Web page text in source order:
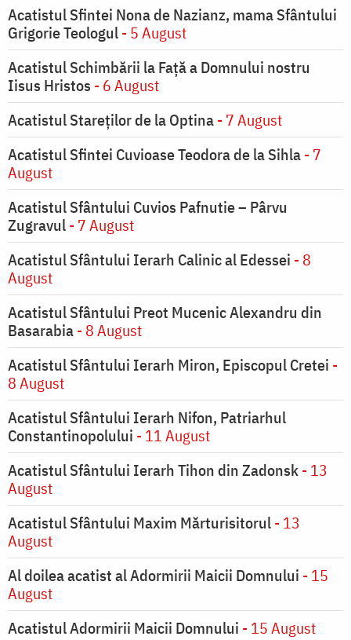
Acatistul Sfintei Nona de Nazianz, mama Sfântului
Grigorie Teologul- 5 August
Acatistul Schimbării la Faţă a Domnului nostru
Iisus Hristos - 6 August
Acatistul Stareţilor de la Optina- 7 August
Acatistul Sfintei Cuvioase Teodora de la Sihla- 7
August
Acatistul Sfântului Cuvios Pafnutie – Pârvu
Zugravul- 7 August
Acatistul Sfântului Ierarh Calinic al Edessei - 8
August
Acatistul Sfântului Preot Mucenic Alexandru din
Basarabia- 8 August
Acatistul Sfântului Ierarh Miron, Episcopul Cretei -
8 August
Acatistul Sfântului Ierarh Nifon, Patriarhul
Constantinopolului - 11 August
Acatistul Sfântului Ierarh Tihon din Zadonsk- 13
August
Acatistul Sfântului Maxim Mărturisitorul- 13
August
Al doilea acatist al Adormirii Maicii Domnului - 15
August
Acatistul Adormirii Maicii Domnului - 15 August